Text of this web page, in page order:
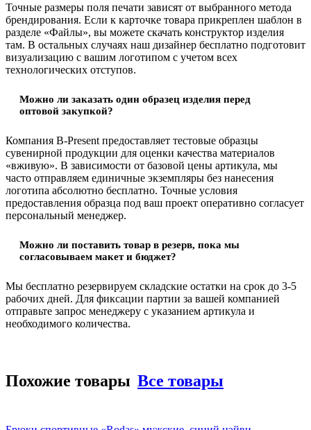
Точные размеры поля печати зависят от выбранного метода
брендирования. Если к карточке товара прикреплен шаблон в
разделе «Файлы», вы можете скачать конструктор изделия
там. В остальных случаях наш дизайнер бесплатно подготовит
визуализацию с вашим логотипом с учетом всех
технологических отступов.
Можно ли заказать один образец изделия перед
оптовой закупкой?
Компания B-Present предоставляет тестовые образцы
сувенирной продукции для оценки качества материалов
«вживую». В зависимости от базовой цены артикула, мы
часто отправляем единичные экземпляры без нанесения
логотипа абсолютно бесплатно. Точные условия
предоставления образца под ваш проект оперативно согласует
персональный менеджер.
Можно ли поставить товар в резерв, пока мы
согласовываем макет и бюджет?
Мы бесплатно резервируем складские остатки на срок до 3-5
рабочих дней. Для фиксации партии за вашей компанией
отправьте запрос менеджеру с указанием артикула и
необходимого количества.
Похожие товары Все товары